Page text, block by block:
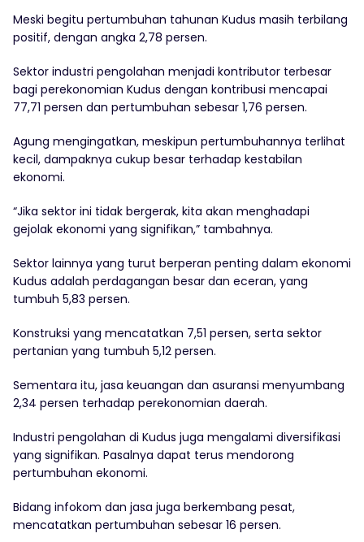
Meski begitu pertumbuhan tahunan Kudus masih terbilang
positif, dengan angka 2,78 persen.
Sektor industri pengolahan menjadi kontributor terbesar
bagi perekonomian Kudus dengan kontribusi mencapai
77,71 persen dan pertumbuhan sebesar 1,76 persen.
Agung mengingatkan, meskipun pertumbuhannya terlihat
kecil, dampaknya cukup besar terhadap kestabilan
ekonomi.
“Jika sektor ini tidak bergerak, kita akan menghadapi
gejolak ekonomi yang signifikan,” tambahnya.
Sektor lainnya yang turut berperan penting dalam ekonomi
Kudus adalah perdagangan besar dan eceran, yang
tumbuh 5,83 persen.
Konstruksi yang mencatatkan 7,51 persen, serta sektor
pertanian yang tumbuh 5,12 persen.
Sementara itu, jasa keuangan dan asuransi menyumbang
2,34 persen terhadap perekonomian daerah.
Industri pengolahan di Kudus juga mengalami diversifikasi
yang signifikan. Pasalnya dapat terus mendorong
pertumbuhan ekonomi.
Bidang infokom dan jasa juga berkembang pesat,
mencatatkan pertumbuhan sebesar 16 persen.